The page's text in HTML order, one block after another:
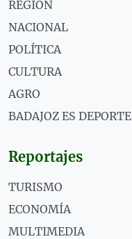
REGIÓN
NACIONAL
POLÍTICA
CULTURA
AGRO
BADAJOZ ES DEPORTE
Reportajes
TURISMO
ECONOMÍA
MULTIMEDIA